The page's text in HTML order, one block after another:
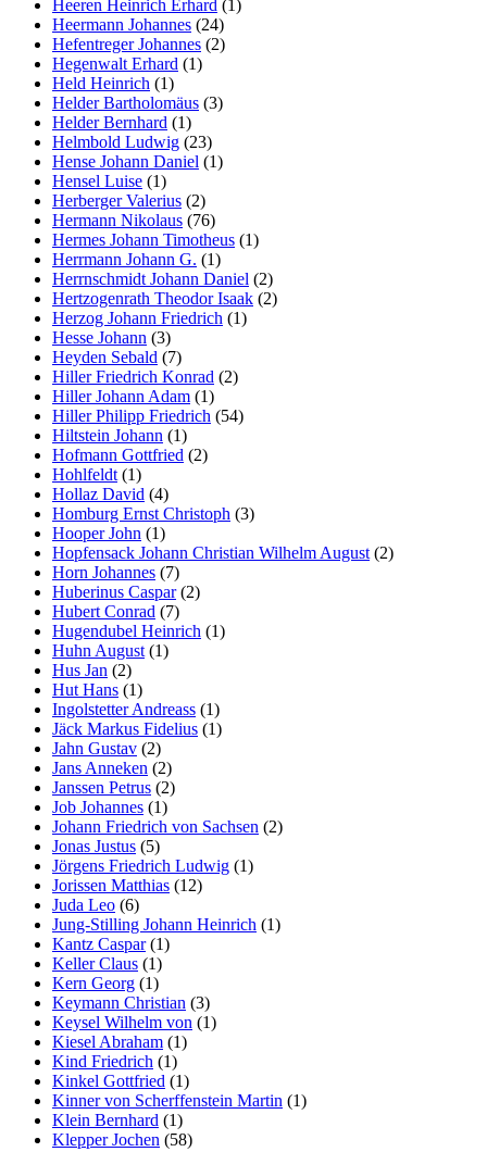
Heeren Heinrich Erhard (1)
Heermann Johannes (24)
Hefentreger Johannes (2)
Hegenwalt Erhard (1)
Held Heinrich (1)
Helder Bartholomäus (3)
Helder Bernhard (1)
Helmbold Ludwig (23)
Hense Johann Daniel (1)
Hensel Luise (1)
Herberger Valerius (2)
Hermann Nikolaus (76)
Hermes Johann Timotheus (1)
Herrmann Johann G. (1)
Herrnschmidt Johann Daniel (2)
Hertzogenrath Theodor Isaak (2)
Herzog Johann Friedrich (1)
Hesse Johann (3)
Heyden Sebald (7)
Hiller Friedrich Konrad (2)
Hiller Johann Adam (1)
Hiller Philipp Friedrich (54)
Hiltstein Johann (1)
Hofmann Gottfried (2)
Hohlfeldt (1)
Hollaz David (4)
Homburg Ernst Christoph (3)
Hooper John (1)
Hopfensack Johann Christian Wilhelm August (2)
Horn Johannes (7)
Huberinus Caspar(2)
Hubert Conrad (7)
Hugendubel Heinrich (1)
Huhn August (1)
Hus Jan (2)
Hut Hans (1)
Ingolstetter Andreass (1)
Jäck Markus Fidelius (1)
Jahn Gustav (2)
Jans Anneken (2)
Janssen Petrus (2)
Job Johannes (1)
Johann Friedrich von Sachsen (2)
Jonas Justus (5)
Jörgens Friedrich Ludwig (1)
Jorissen Matthias (12)
Juda Leo (6)
Jung-Stilling Johann Heinrich (1)
Kantz Caspar(1)
Keller Claus (1)
Kern Georg (1)
Keymann Christian (3)
Keysel Wilhelm von (1)
Kiesel Abraham (1)
Kind Friedrich (1)
Kinkel Gottfried (1)
Kinner von Scherffenstein Martin (1)
Klein Bernhard (1)
Klepper Jochen (58)